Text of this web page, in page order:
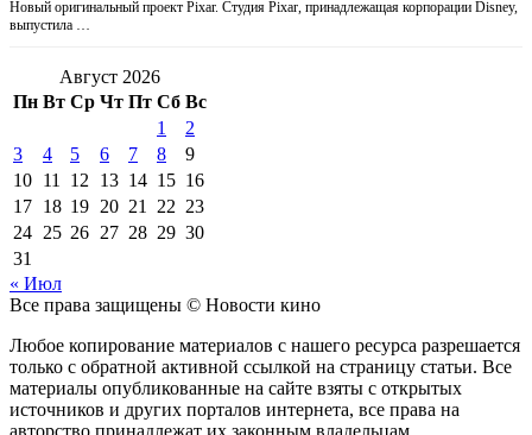
Новый оригинальный проект Pixar. Студия Pixar, принадлежащая корпорации Disney,
выпустила …
Август 2026
Пн Вт Ср Чт Пт Сб Вс
1
2
3
4 5 6 7 8
9
10 11 12 13 14 15 16
17 18 19 20 21 22 23
24 25 26 27 28 29 30
31
« Июл
Все права защищены © Новости кино
Любое копирование материалов с нашего ресурса разрешается
только с обратной активной ссылкой на страницу статьи. Все
материалы опубликованные на сайте взяты с открытых
источников и других порталов интернета, все права на
авторство принадлежат их законным владельцам.